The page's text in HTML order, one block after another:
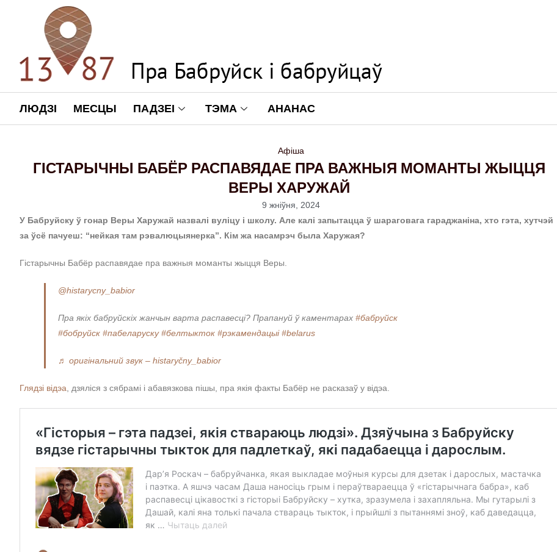
ЛЮДЗІ МЕСЦЫ ПАДЗЕІ ТЭМА АНАНАС
Афіша
ГІСТАРЫЧНЫ БАБЁР РАСПАВЯДАЕ ПРА ВАЖНЫЯ МОМАНТЫ ЖЫЦЦЯ
ВЕРЫ ХАРУЖАЙ
9 жніўня, 2024
У Бабруйску ў гонар Веры Харужай назвалі вуліцу і школу. Але калі запытацца ў шараговага гараджаніна, хто гэта, хутчэй
за ўсё пачуеш: “нейкая там рэвалюцыянерка”. Кім жа насамрэч была Харужая?
Гістарычны Бабёр распавядае пра важныя моманты жыцця Веры.
@histarycny_babior
Пра якіх бабруйскіх жанчын варта распавесці? Прапануй ў каментарах #бабруйск
#бобруйск #пабеларуску #белтыкток #рэкамендацыі #belarus
♬ оригінальний звук – histaryčny_babior
Глядзі відэа , дзяліся з сябрамі і абавязкова пішы, пра якія факты Бабёр не расказаў у відэа.